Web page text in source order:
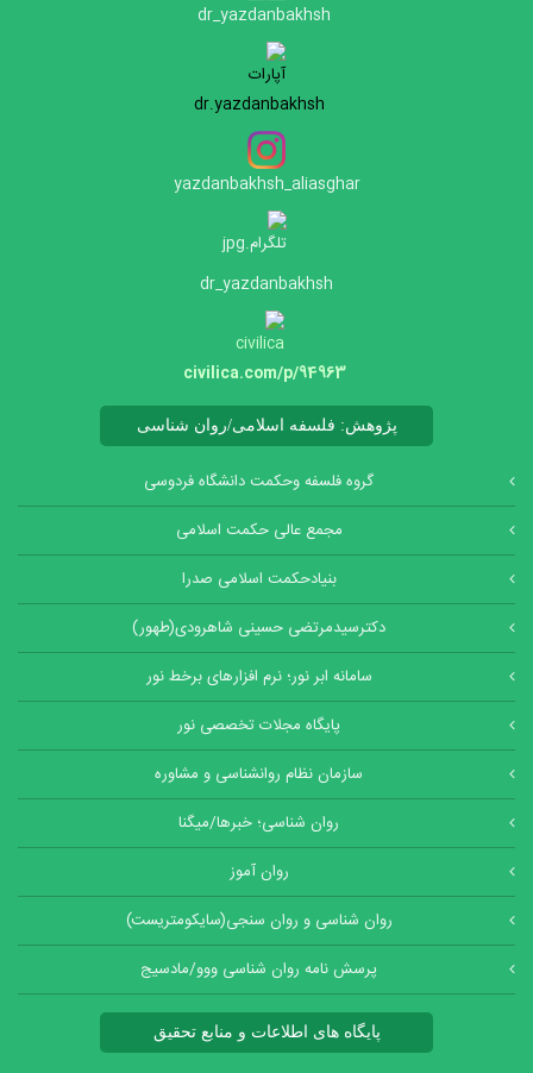
dr_yazdanbakhsh
yazdanbakhsh_aliasghar
dr_yazdanbakhsh
civilica.com/p/94963
پژوهش: فلسفه اسلامی/روان شناسی
گروه فلسفه وحکمت دانشگاه فردوسی
مجمع عالی حکمت اسلامی
بنیادحکمت اسلامی صدرا
دکترسیدمرتضی حسینی شاهرودی(طهور)
سامانه ابر نور؛ نرم افزارهای برخط نور
پایگاه مجلات تخصصی نور
سازمان نظام روانشناسی و مشاوره
روان شناسی؛ خبرها/میگنا
روان آموز
روان شناسی و روان سنجی(سایکومتریست)
پرسش نامه روان شناسی ووو/مادسیج
پایگاه های اطلاعات و منابع تحقیق